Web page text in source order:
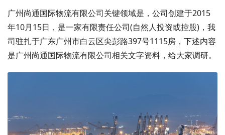
广州尚通国际物流有限公司关键领域是，公司创建于2015
年10月15日，是一家有限责任公司(自然人投资或控股)，我
司驻扎于广东广州市白云区尖彭路397号1115房，下述内容
是广州尚通国际物流有限公司相关文字资料，给大家调研。